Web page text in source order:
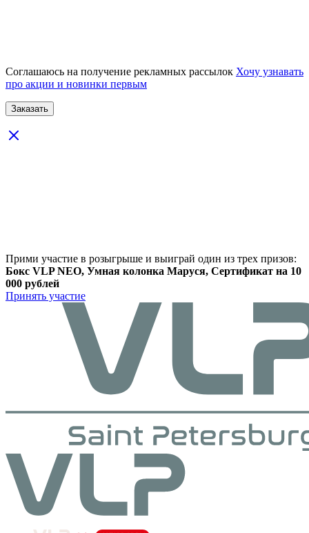
Соглашаюсь на получение рекламных рассылок Хочу узнавать
про акции и новинки первым
Прими участие в розыгрыше и выиграй один из трех призов:
Бокс VLP NEO, Умная колонка Маруся, Сертификат на 10
000 рублей
Принять участие